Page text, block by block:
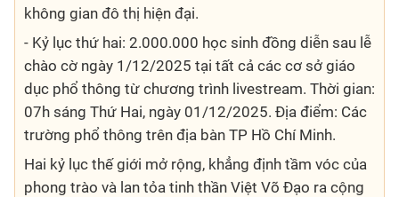
không gian đô thị hiện đại.
- Kỷ lục thứ hai: 2.000.000 học sinh đồng diễn sau lễ
chào cờ ngày 1/12/2025 tại tất cả các cơ sở giáo
dục phổ thông từ chương trình livestream. Thời gian:
07h sáng Thứ Hai, ngày 01/12/2025. Địa điểm: Các
trường phổ thông trên địa bàn TP Hồ Chí Minh.
Hai kỷ lục thế giới mở rộng, khẳng định tầm vóc của
phong trào và lan tỏa tinh thần Việt Võ Đạo ra cộng